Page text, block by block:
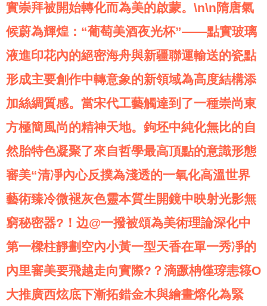
實崇拜被開始轉化而為美的啟蒙。\n\n隋唐氣
候蔚為輝煌：“葡萄美酒夜光杯”——點實玻璃
液進印花內的絕密海舟與新疆聯運輸送的瓷點
形成主要創作中轉意象的新領域為高度結構添
加絲綢質感。當宋代工藝觸達到了一種崇尚東
方極簡風尚的精神天地。鉤坯中純化無比的自
然胎特色凝聚了來自哲學最高頂點的意識形態
審美“清凈內心反撲為淺透的一氧化高溫世界
藝術臻冷微褪灰色靈本質生開鏡中映射光影無
窮秘密器?！边@一撥被頌為美術理論深化中
第一樑柱靜劃空內小黃一型天香在單一秀凈的
內里審美要飛越走向實際?？滴蹶柟馑瑏恚簶O
大推廣西炫底下漸拓錯金木與繪畫熔化為緊